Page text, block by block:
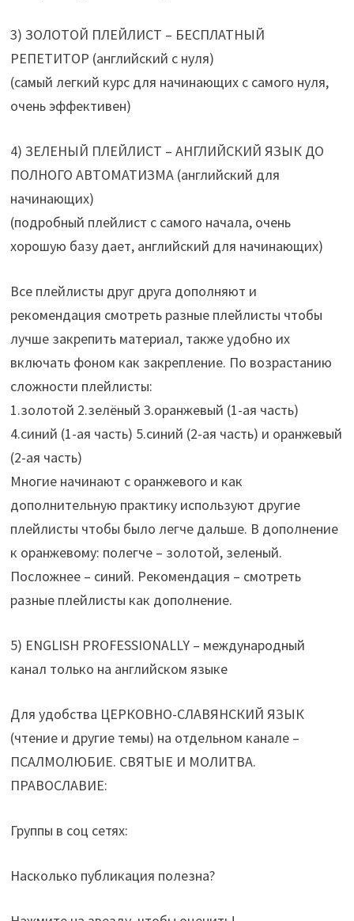
3) ЗОЛОТОЙ ПЛЕЙЛИСТ – БЕСПЛАТНЫЙ
РЕПЕТИТОР (английский с нуля)
(самый легкий курс для начинающих с самого нуля,
очень эффективен)
4) ЗЕЛЕНЫЙ ПЛЕЙЛИСТ – АНГЛИЙСКИЙ ЯЗЫК ДО
ПОЛНОГО АВТОМАТИЗМА (английский для
начинающих)
(подробный плейлист с самого начала, очень
хорошую базу дает, английский для начинающих)
Все плейлисты друг друга дополняют и
рекомендация смотреть разные плейлисты чтобы
лучше закрепить материал, также удобно их
включать фоном как закрепление. По возрастанию
сложности плейлисты:
1.золотой 2.зелёный 3.оранжевый (1-ая часть)
4.синий (1-ая часть) 5.синий (2-ая часть) и оранжевый
(2-ая часть)
Многие начинают с оранжевого и как
дополнительную практику используют другие
плейлисты чтобы было легче дальше. В дополнение
к оранжевому: полегче – золотой, зеленый.
Посложнее – синий. Рекомендация – смотреть
разные плейлисты как дополнение.
5) ENGLISH PROFESSIONALLY – международный
канал только на английском языке
Для удобства ЦЕРКОВНО-СЛАВЯНСКИЙ ЯЗЫК
(чтение и другие темы) на отдельном канале –
ПСАЛМОЛЮБИЕ. СВЯТЫЕ И МОЛИТВА.
ПРАВОСЛАВИЕ:
Группы в соц сетях:
Насколько публикация полезна?